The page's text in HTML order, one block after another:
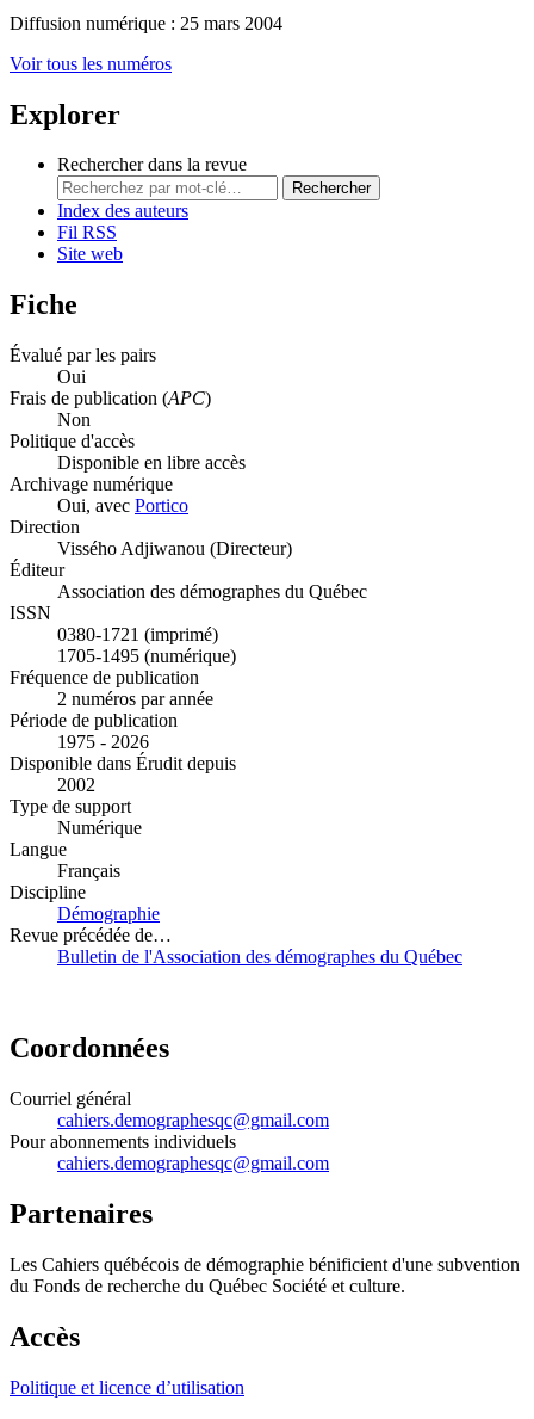
Diffusion numérique : 25 mars 2004
Voir tous les numéros
Explorer
Rechercher dans la revue
Rechercher
Index des auteurs
Fil RSS
Site web
Fiche
Évalué par les pairs
Oui
Frais de publication (APC)
Non
Politique d'accès
Disponible en libre accès
Archivage numérique
Oui, avec Portico
Direction
Vissého Adjiwanou (Directeur)
Éditeur
Association des démographes du Québec
ISSN
0380-1721 (imprimé)
1705-1495 (numérique)
Fréquence de publication
2 numéros par année
Période de publication
1975 - 2026
Disponible dans Érudit depuis
2002
Type de support
Numérique
Langue
Français
Discipline
Démographie
Revue précédée de…
Bulletin de l'Association des démographes du Québec
Coordonnées
Courriel général
cahiers.demographesqc@gmail.com
Pour abonnements individuels
cahiers.demographesqc@gmail.com
Partenaires
Les Cahiers québécois de démographie bénificient d'une subvention
du Fonds de recherche du Québec Société et culture.
Accès
Politique et licence d’utilisation